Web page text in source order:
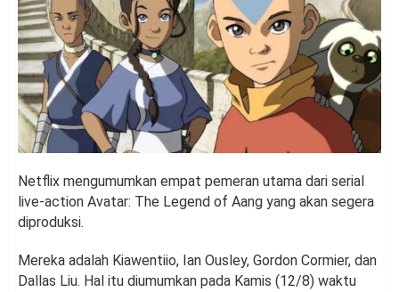
Netflix mengumumkan empat pemeran utama dari serial
live-action Avatar: The Legend of Aang yang akan segera
diproduksi.
Mereka adalah Kiawentiio, Ian Ousley, Gordon Cormier, dan
Dallas Liu. Hal itu diumumkan pada Kamis (12/8) waktu